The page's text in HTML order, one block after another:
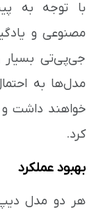
با توجه به
مصنوعی و
جی‌پی‌تی
مدل‌ها به
خواهند داشت و
کرد.
بهبود عملکرد
هر دو مدل